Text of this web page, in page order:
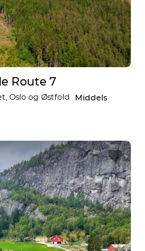
Route 7
Oslo og Østfold Middels